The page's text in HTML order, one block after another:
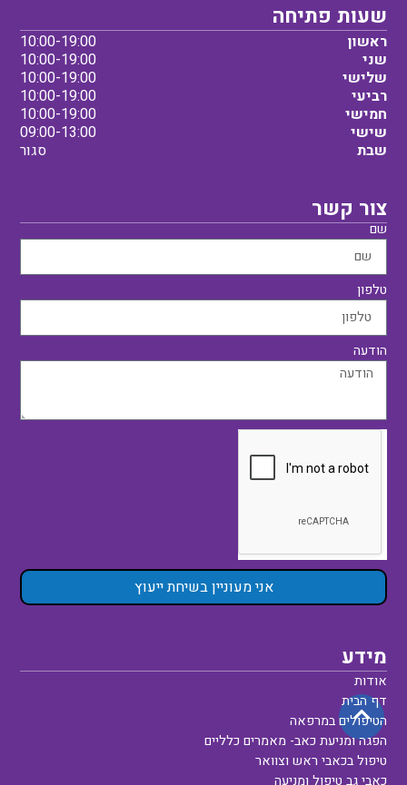
שעות פתיחה
ראשון
10:00-19:00
שני
10:00-19:00
שלישי
10:00-19:00
רביעי
10:00-19:00
חמישי
10:00-19:00
שישי
09:00-13:00
שבת
סגור
צור קשר
שם
טלפון
הודעה
אני מעוניין בשיחת ייעוץ
מידע
אודות
דף הבית
הטיפולים במרפאה
הפגה ומניעת כאב- מאמרים כלליים
טיפול בכאבי ראש וצוואר
כאבי גב טיפול ומניעה